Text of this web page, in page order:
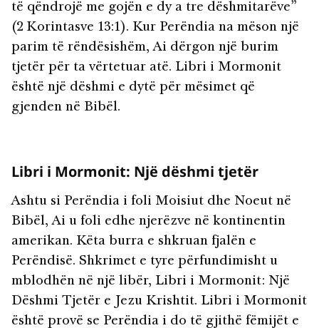
të qëndrojë me gojën e dy a tre dëshmitarëve”
(2 Korintasve 13:1). Kur Perëndia na mëson një
parim të rëndësishëm, Ai dërgon një burim
tjetër për ta vërtetuar atë. Libri i Mormonit
është një dëshmi e dytë për mësimet që
gjenden në Bibël.
Libri i Mormonit: Një dëshmi tjetër
Ashtu si Perëndia i foli Moisiut dhe Noeut në
Bibël, Ai u foli edhe njerëzve në kontinentin
amerikan. Këta burra e shkruan fjalën e
Perëndisë. Shkrimet e tyre përfundimisht u
mblodhën në një libër, Libri i Mormonit: Një
Dëshmi Tjetër e Jezu Krishtit. Libri i Mormonit
është provë se Perëndia i do të gjithë fëmijët e